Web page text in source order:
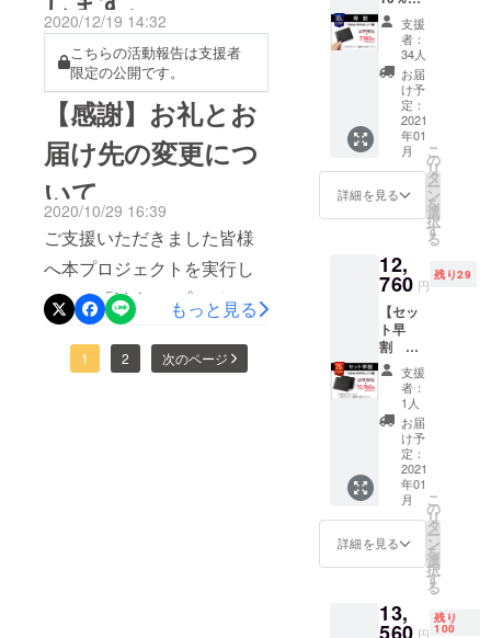
GETしちゃってください！※
クーポンは商品ページの
「1000円OFFクーポンの適
用」にチェックを入れて使
用ください。★特別セール
1/31まで★ ・ Ideka
Bifold (イデカ・バイフォー
ルド） 一般販売価格
8,800円 → 7,800
円
www.amazon.co.jp/dp/B08V
1CYY7B ・ Ideka ミニ財
2020/12/19 14:32
こちらの活動報告は支援者
限定の公開です。
【感謝】お礼とお
届け先の変更につ
いて
2020/10/29 16:39
ご支援いただきました皆様
へ本プロジェクトを実行し
ている「Ideka」プロジェク
トチームの芥川と申しま
す。プロジェクトは昨日終
もっと見る
1 2 次のページ
という想い
で名付けて
おります。
CAMPFIRE
を通じて世
界の優れた
商品を皆様
F 先着
100名
様】
「Ideka
Bifold」
1個をお
届けし
ます。
トップ
グレイ
ンレ
ザー or
ナッパ
をお選
びくだ
さい。
・一般
販売予
定価格
7,980円
→7,180
円（税
込） ・
送料込
みの価
格とな
りま
す。 ・
2021年
1月下旬
す。 ・
一部の
支援
者：
34人
お届
け予
定：
2021
年01
月
詳細を見る
こ
の
リ
タ
ー
ン
を
選
択
す
る
12,
760 円
残り29
【セッ
ト早
割
20％OF
F 先着
30名
様】
「Ideka
Bifold」
2個をお
届けし
ます。
2個それ
ぞれに
ついて
トップ
ンレ
ザー or
支援
者：
1人
お届
け予
定：
2021
年01
月
詳細を見る
こ
の
リ
タ
ー
ン
を
選
択
す
る
13,
560 円
残り
100